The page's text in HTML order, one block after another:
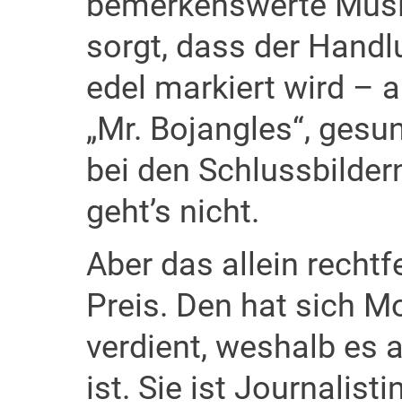
sorgt, dass der
edel markiert wird –
„Mr. Bojangles“,
bei den
geht’s nicht.
Aber das allein
Preis. Den hat sich
verdient, weshalb es
ist. Sie ist